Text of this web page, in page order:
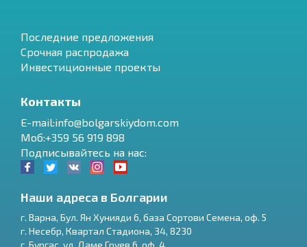
Последние предложения
Срочная распродажа
Инвестиционные проекты
Контакты
E-mail:info@bolgarskiydom.com
Моб:+359 56 919 898
Подписывайтесь на нас:
Наши адреса в Болгарии
г. Варна, Бул. Ян Хунияди 6, база Сортови Семена, оф. 5
г. Несебр, Квартал Стадиона, 34, 8230
г. Бургас ул. Даме Груев 6, оф. 4